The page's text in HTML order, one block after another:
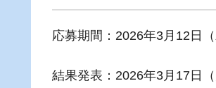
応募期間：2026年3月12日
結果発表：2026年3月17日